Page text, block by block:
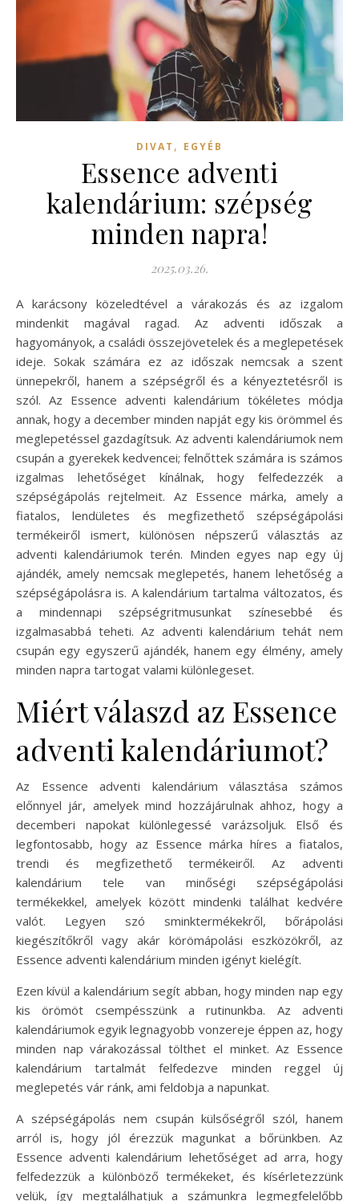
DIVAT , EGYÉB
Essence adventi
kalendárium: szépség
minden napra!
2025.03.26.
A karácsony közeledtével a várakozás és az izgalom
mindenkit magával ragad. Az adventi időszak a
hagyományok, a családi összejövetelek és a meglepetések
ideje. Sokak számára ez az időszak nemcsak a szent
ünnepekről, hanem a szépségről és a kényeztetésről is
szól. Az Essence adventi kalendárium tökéletes módja
annak, hogy a december minden napját egy kis örömmel és
meglepetéssel gazdagítsuk. Az adventi kalendáriumok nem
csupán a gyerekek kedvencei; felnőttek számára is számos
izgalmas lehetőséget kínálnak, hogy felfedezzék a
szépségápolás rejtelmeit. Az Essence márka, amely a
fiatalos, lendületes és megfizethető szépségápolási
termékeiről ismert, különösen népszerű választás az
adventi kalendáriumok terén. Minden egyes nap egy új
ajándék, amely nemcsak meglepetés, hanem lehetőség a
szépségápolásra is. A kalendárium tartalma változatos, és
a mindennapi szépségritmusunkat színesebbé és
izgalmasabbá teheti. Az adventi kalendárium tehát nem
csupán egy egyszerű ajándék, hanem egy élmény, amely
minden napra tartogat valami különlegeset.
Miért válaszd az Essence
adventi kalendáriumot?
Az Essence adventi kalendárium választása számos
előnnyel jár, amelyek mind hozzájárulnak ahhoz, hogy a
decemberi napokat különlegessé varázsoljuk. Első és
legfontosabb, hogy az Essence márka híres a fiatalos,
trendi és megfizethető termékeiről. Az adventi
kalendárium tele van minőségi szépségápolási
termékekkel, amelyek között mindenki találhat kedvére
valót. Legyen szó sminktermékekről, bőrápolási
kiegészítőkről vagy akár körömápolási eszközökről, az
Essence adventi kalendárium minden igényt kielégít.
Ezen kívül a kalendárium segít abban, hogy minden nap egy
kis örömöt csempésszünk a rutinunkba. Az adventi
kalendáriumok egyik legnagyobb vonzereje éppen az, hogy
minden nap várakozással tölthet el minket. Az Essence
kalendárium tartalmát felfedezve minden reggel új
meglepetés vár ránk, ami feldobja a napunkat.
A szépségápolás nem csupán külsőségről szól, hanem
arról is, hogy jól érezzük magunkat a bőrünkben. Az
Essence adventi kalendárium lehetőséget ad arra, hogy
felfedezzük a különböző termékeket, és kísérletezzünk
velük, így megtalálhatjuk a számunkra legmegfelelőbb